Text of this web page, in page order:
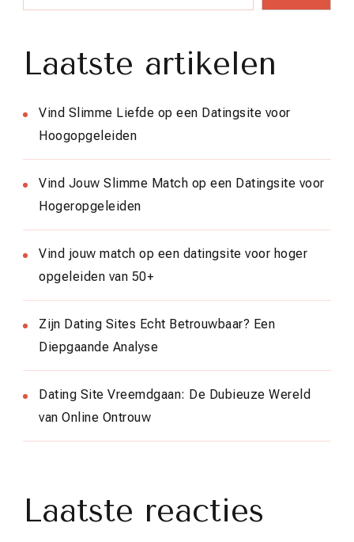
Laatste artikelen
Vind Slimme Liefde op een Datingsite voor
Hoogopgeleiden
Vind Jouw Slimme Match op een Datingsite voor
Hogeropgeleiden
Vind jouw match op een datingsite voor hoger
opgeleiden van 50+
Zijn Dating Sites Echt Betrouwbaar? Een
Diepgaande Analyse
Dating Site Vreemdgaan: De Dubieuze Wereld
van Online Ontrouw
Laatste reacties